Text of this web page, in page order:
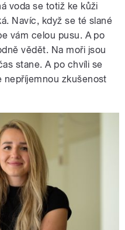
voda se totiž ke kůži
Navíc, když se té slané
vám celou pusu. A po
vědět. Na moři jsou
stane. A po chvíli se
nepříjemnou zkušenost